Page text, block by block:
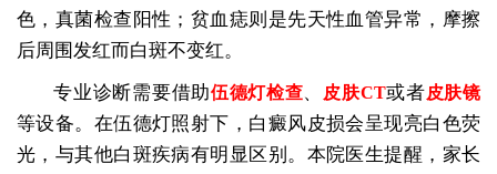
色，真菌检查阳性；贫血痣则是先天性血管异常，摩擦
后周围发红而白斑不变红。
专业诊断需要借助伍德灯检查、 皮肤CT或者皮肤镜
等设备。在伍德灯照射下，白癜风皮损会呈现亮白色荧
光，与其他白斑疾病有明显区别。本院医生提醒，家长